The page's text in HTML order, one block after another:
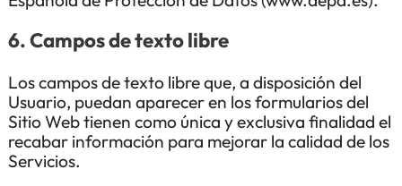
6. Campos de texto libre
Los campos de texto libre que, a disposición del
Usuario, puedan aparecer en los formularios del
Sitio Web tienen como única y exclusiva finalidad el
recabar información para mejorar la calidad de los
Servicios.